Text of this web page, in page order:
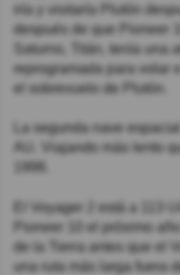
iría y visitaría Plutón
después de que Pioneer
Saturno, Titán, tenía una
reprogramada para volar
el sobrevuelo de Plutón.
La segunda nave
AU. Viajando más lento
El Voyager 2 está a 113
Pioneer 10 el próximo
de la Tierra antes que el
una ruta más larga fuera